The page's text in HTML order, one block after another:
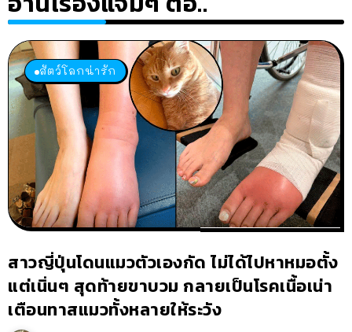
สัตว์โลกน่ารัก
สาวญี่ปุ่นโดนแมวตัวเองกัด ไม่ได้ไปหาหมอตั้ง
แต่เนิ่นๆ สุดท้ายขาบวม กลายเป็นโรคเนื้อเน่า
เตือนทาสแมวทั้งหลายให้ระวัง